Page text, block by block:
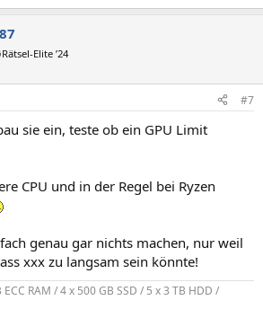
Elite ’24
#7
sie ein, teste ob ein GPU Limit
CPU und in der Regel bei Ryzen
genau gar nichts machen, nur weil
xxx zu langsam sein könnte!
RAM / 4 x 500 GB SSD / 5 x 3 TB HDD /